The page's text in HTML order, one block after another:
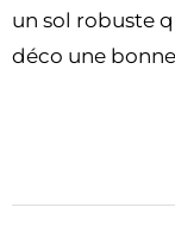
un sol robuste
déco une